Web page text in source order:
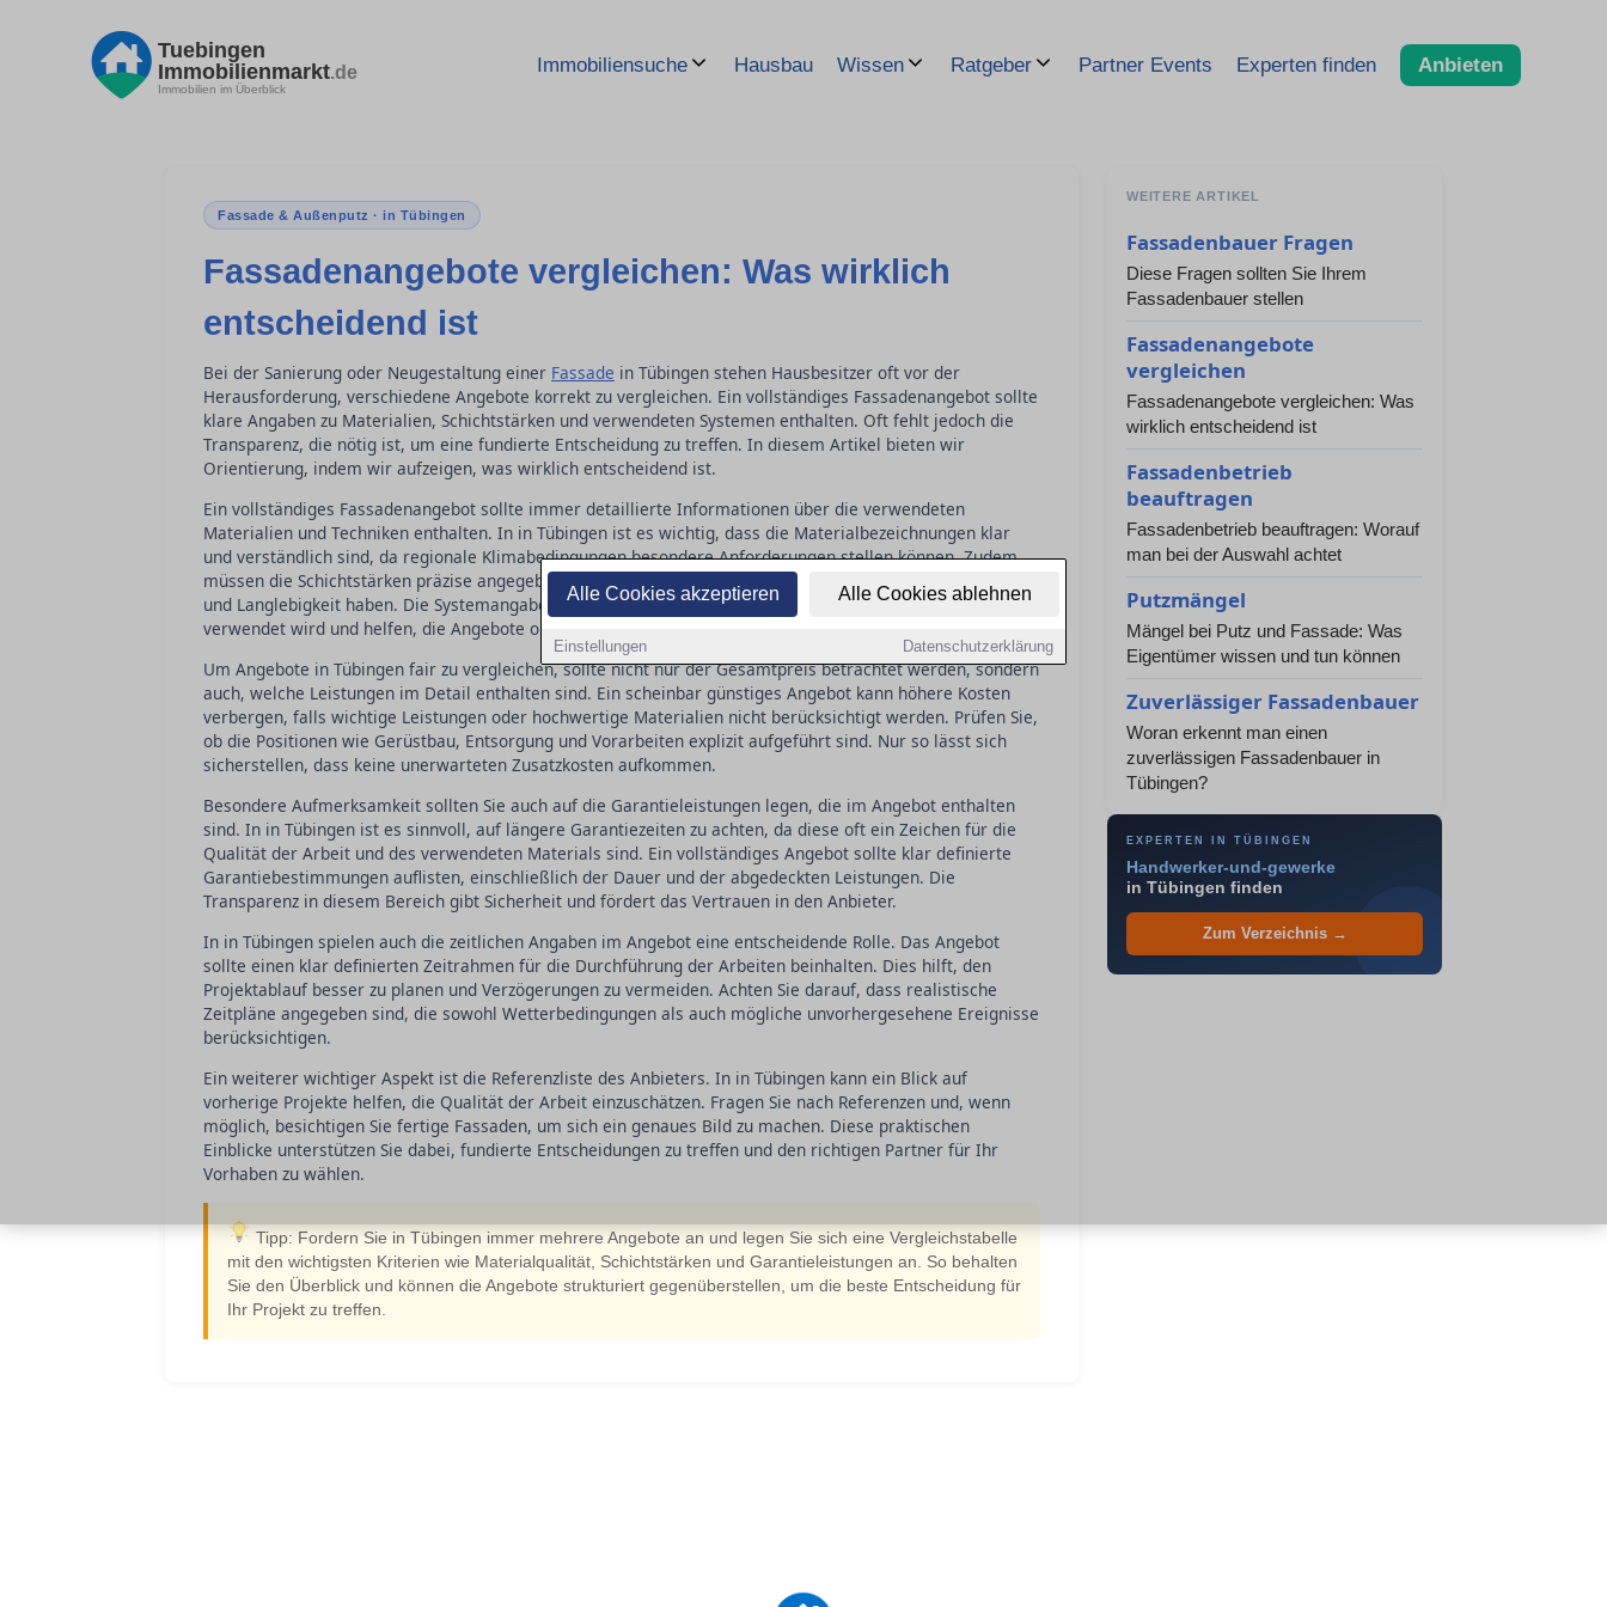
Alle Cookies akzeptieren Alle Cookies ablehnen
Einstellungen Datenschutzerklärung
Tuebingen
Immobilienmarkt.de
Immobilien im Überblick
Immobiliensuche Hausbau Wissen Ratgeber Partner Events Experten finden Anbieten
Fassade & Außenputz · in Tübingen
Fassadenangebote vergleichen: Was wirklich
entscheidend ist
Bei der Sanierung oder Neugestaltung einer Fassade in Tübingen stehen Hausbesitzer oft vor der
Herausforderung, verschiedene Angebote korrekt zu vergleichen. Ein vollständiges Fassadenangebot sollte
klare Angaben zu Materialien, Schichtstärken und verwendeten Systemen enthalten. Oft fehlt jedoch die
Transparenz, die nötig ist, um eine fundierte Entscheidung zu treffen. In diesem Artikel bieten wir
Orientierung, indem wir aufzeigen, was wirklich entscheidend ist.
Ein vollständiges Fassadenangebot sollte immer detaillierte Informationen über die verwendeten
Materialien und Techniken enthalten. In in Tübingen ist es wichtig, dass die Materialbezeichnungen klar
und verständlich sind, da regionale Klimabedingungen besondere Anforderungen stellen können. Zudem
müssen die Schichtstärken präzise angegeben werden, da sie direkten Einfluss auf die Wärmedämmung
und Langlebigkeit haben. Die Systemangaben zeigen, welche Kombination aus Materialien und Techniken
verwendet wird und helfen, die Angebote objektiv zu vergleichen.
Um Angebote in Tübingen fair zu vergleichen, sollte nicht nur der Gesamtpreis betrachtet werden, sondern
auch, welche Leistungen im Detail enthalten sind. Ein scheinbar günstiges Angebot kann höhere Kosten
verbergen, falls wichtige Leistungen oder hochwertige Materialien nicht berücksichtigt werden. Prüfen Sie,
ob die Positionen wie Gerüstbau, Entsorgung und Vorarbeiten explizit aufgeführt sind. Nur so lässt sich
sicherstellen, dass keine unerwarteten Zusatzkosten aufkommen.
Besondere Aufmerksamkeit sollten Sie auch auf die Garantieleistungen legen, die im Angebot enthalten
sind. In in Tübingen ist es sinnvoll, auf längere Garantiezeiten zu achten, da diese oft ein Zeichen für die
Qualität der Arbeit und des verwendeten Materials sind. Ein vollständiges Angebot sollte klar definierte
Garantiebestimmungen auflisten, einschließlich der Dauer und der abgedeckten Leistungen. Die
Transparenz in diesem Bereich gibt Sicherheit und fördert das Vertrauen in den Anbieter.
In in Tübingen spielen auch die zeitlichen Angaben im Angebot eine entscheidende Rolle. Das Angebot
sollte einen klar definierten Zeitrahmen für die Durchführung der Arbeiten beinhalten. Dies hilft, den
Projektablauf besser zu planen und Verzögerungen zu vermeiden. Achten Sie darauf, dass realistische
Zeitpläne angegeben sind, die sowohl Wetterbedingungen als auch mögliche unvorhergesehene Ereignisse
berücksichtigen.
Ein weiterer wichtiger Aspekt ist die Referenzliste des Anbieters. In in Tübingen kann ein Blick auf
vorherige Projekte helfen, die Qualität der Arbeit einzuschätzen. Fragen Sie nach Referenzen und, wenn
möglich, besichtigen Sie fertige Fassaden, um sich ein genaues Bild zu machen. Diese praktischen
Einblicke unterstützen Sie dabei, fundierte Entscheidungen zu treffen und den richtigen Partner für Ihr
Vorhaben zu wählen.
Tipp: Fordern Sie in Tübingen immer mehrere Angebote an und legen Sie sich eine Vergleichstabelle
mit den wichtigsten Kriterien wie Materialqualität, Schichtstärken und Garantieleistungen an. So behalten
Sie den Überblick und können die Angebote strukturiert gegenüberstellen, um die beste Entscheidung für
Ihr Projekt zu treffen.
WEITERE ARTIKEL
Fassadenbauer Fragen
Diese Fragen sollten Sie Ihrem
Fassadenbauer stellen
Fassadenangebote
vergleichen
Fassadenangebote vergleichen: Was
wirklich entscheidend ist
Fassadenbetrieb
beauftragen
Fassadenbetrieb beauftragen: Worauf
man bei der Auswahl achtet
Putzmängel
Mängel bei Putz und Fassade: Was
Eigentümer wissen und tun können
Zuverlässiger Fassadenbauer
Woran erkennt man einen
zuverlässigen Fassadenbauer in
Tübingen?
EXPERTEN IN TÜBINGEN
Handwerker-und-gewerke
in Tübingen finden
Zum Verzeichnis →